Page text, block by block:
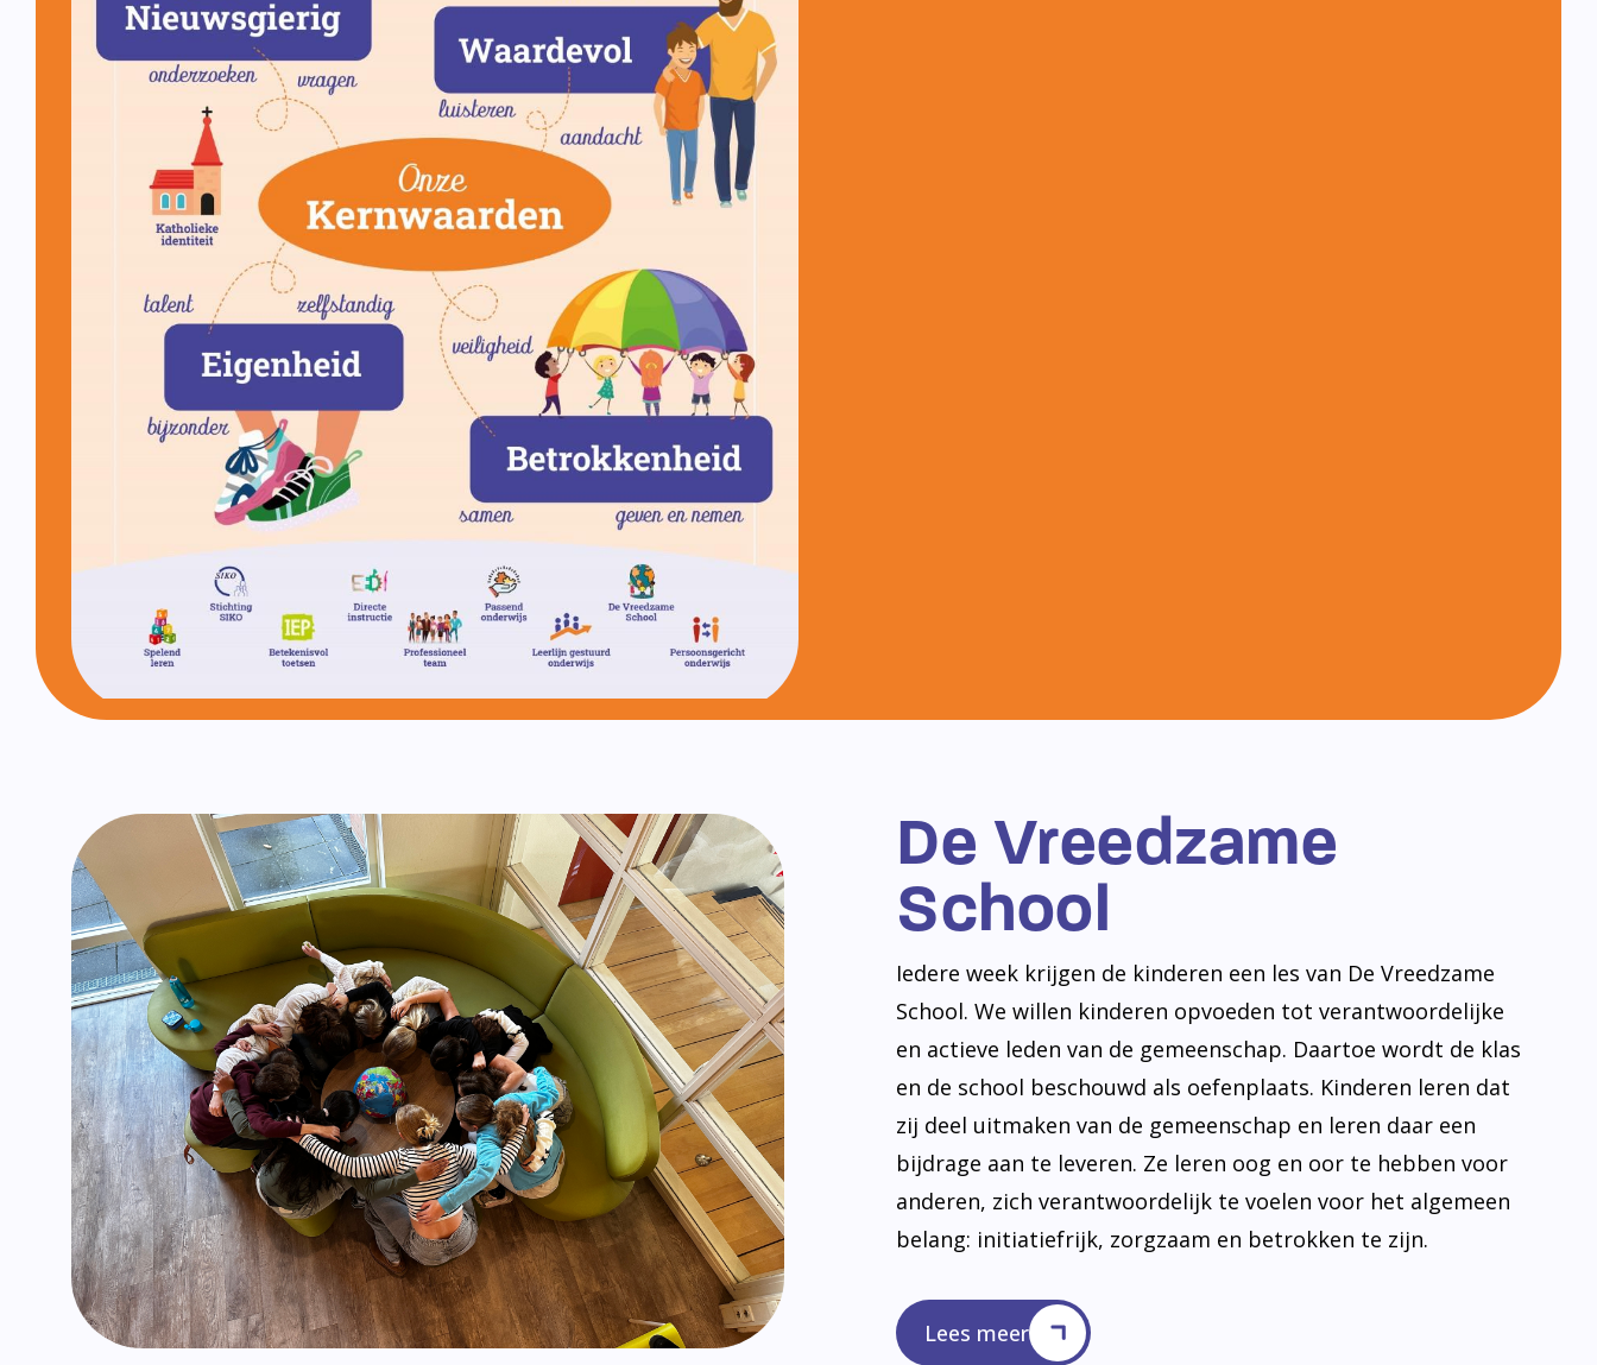
De Vreedzame
School
Iedere week krijgen de kinderen een les van De Vreedzame
School. We willen kinderen opvoeden tot verantwoordelijke
en actieve leden van de gemeenschap. Daartoe wordt de klas
en de school beschouwd als oefenplaats. Kinderen leren dat
zij deel uitmaken van de gemeenschap en leren daar een
bijdrage aan te leveren. Ze leren oog en oor te hebben voor
anderen, zich verantwoordelijk te voelen voor het algemeen
belang: initiatiefrijk, zorgzaam en betrokken te zijn.
Lees meer